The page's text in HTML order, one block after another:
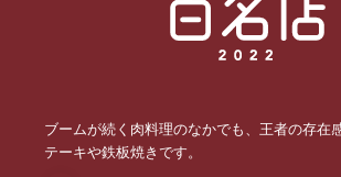
ブームが続く肉料理のなかでも、王者の存在
テーキや鉄板焼きです。